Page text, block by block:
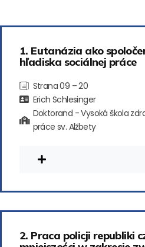
1. Eutanázia ako
hľadiska sociálnej práce
Strana 09 – 20
Erich Schlesinger
Doktorand - Vysoká škola
práce sv. Alžbety
2. Praca policji republiki